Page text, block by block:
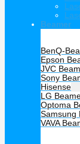
Beamer
BenQ-
Epson
JVC
Sony
Hisense
LG
Optoma
Samsung
VAVA